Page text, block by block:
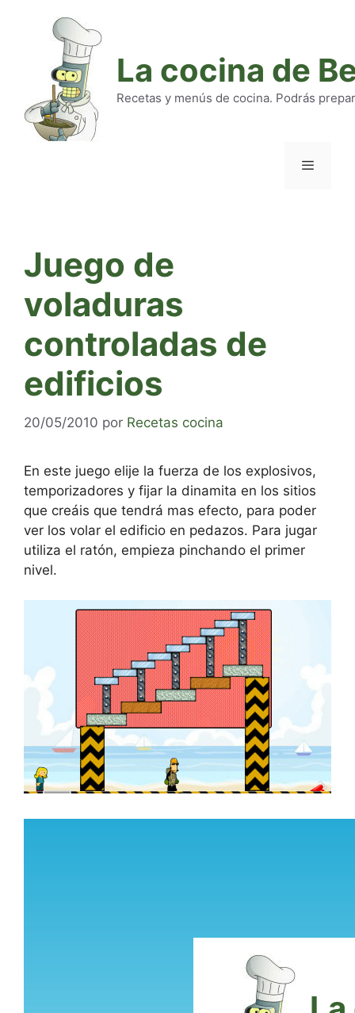
La cocina de
Recetas y menús de cocina. Podrás
Juego de
voladuras
controladas de
edificios
20/05/2010 por Recetas cocina
En este juego elije la fuerza de los explosivos,
temporizadores y fijar la dinamita en los sitios
que creáis que tendrá mas efecto, para poder
ver los volar el edificio en pedazos. Para jugar
utiliza el ratón, empieza pinchando el primer
nivel.